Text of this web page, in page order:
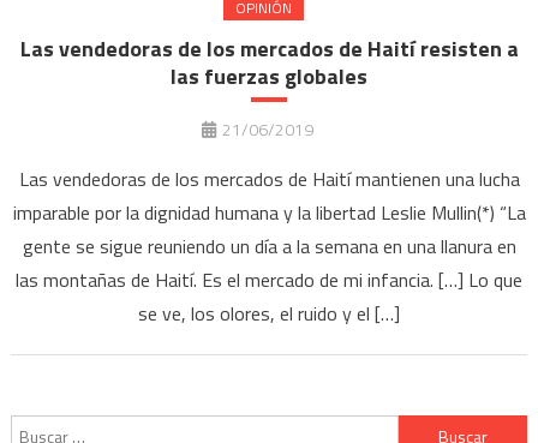
OPINIÓN
Las vendedoras de los mercados de Haití resisten a
las fuerzas globales
21/06/2019
Las vendedoras de los mercados de Haití mantienen una lucha
imparable por la dignidad humana y la libertad Leslie Mullin(*) “La
gente se sigue reuniendo un día a la semana en una llanura en
las montañas de Haití. Es el mercado de mi infancia. […] Lo que
se ve, los olores, el ruido y el […]
Buscar: